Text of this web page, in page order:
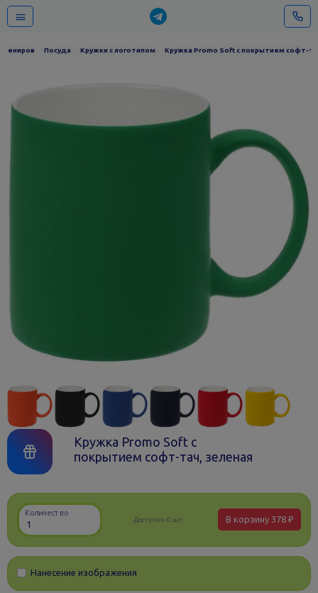
Посуда Кружки с логотипом Кружка Promo Soft с покрытием софт-
Кружка Promo Soft с
покрытием софт-тач, зеленая
Количество
Доступно:0 шт. В корзину 378 ₽
Нанесение изображения